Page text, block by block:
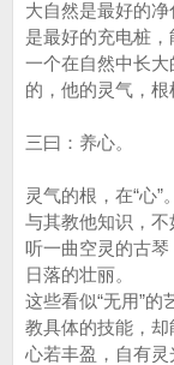
大自然是最好的
是最好的充电桩，
一个在自然中长
的，他的灵气，根
三曰：养心。
灵气的根，在“心”。
与其教他知识，
听一曲空灵的古
日落的壮丽。
这些看似“无用”
教具体的技能，却
心若丰盈，自有灵